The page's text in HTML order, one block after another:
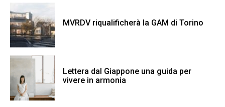
MVRDV riqualificherà la GAM di Torino
Lettera dal Giappone una guida per
vivere in armonia